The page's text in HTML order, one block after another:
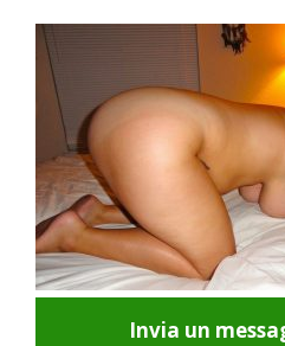
Invia un